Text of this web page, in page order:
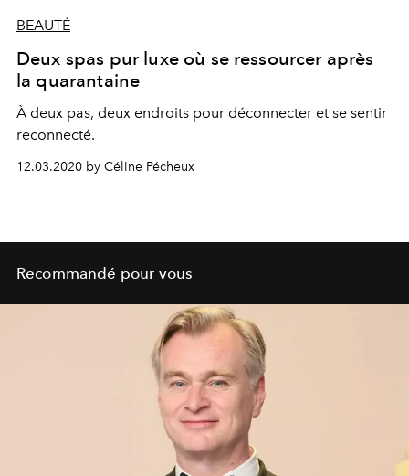
BEAUTÉ
Deux spas pur luxe où se ressourcer après
la quarantaine
À deux pas, deux endroits pour déconnecter et se sentir
reconnecté.
12.03.2020 by Céline Pécheux
Recommandé pour vous